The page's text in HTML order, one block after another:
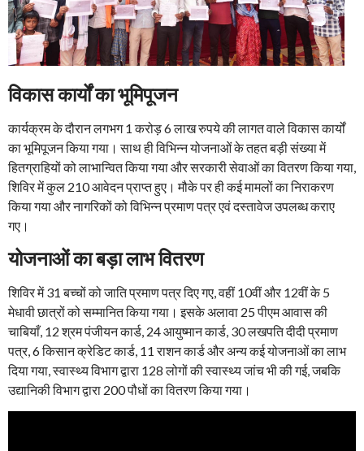
विकास कार्यों का भूमिपूजन
कार्यक्रम के दौरान लगभग 1 करोड़ 6 लाख रुपये की लागत वाले विकास कार्यों
का भूमिपूजन किया गया। साथ ही विभिन्न योजनाओं के तहत बड़ी संख्या में
हितग्राहियों को लाभान्वित किया गया और सरकारी सेवाओं का वितरण किया गया,
शिविर में कुल 210 आवेदन प्राप्त हुए। मौके पर ही कई मामलों का निराकरण
किया गया और नागरिकों को विभिन्न प्रमाण पत्र एवं दस्तावेज उपलब्ध कराए
गए।
योजनाओं का बड़ा लाभ वितरण
शिविर में 31 बच्चों को जाति प्रमाण पत्र दिए गए, वहीं 10वीं और 12वीं के 5
मेधावी छात्रों को सम्मानित किया गया। इसके अलावा 25 पीएम आवास की
चाबियाँ, 12 श्रम पंजीयन कार्ड, 24 आयुष्मान कार्ड, 30 लखपति दीदी प्रमाण
पत्र, 6 किसान क्रेडिट कार्ड, 11 राशन कार्ड और अन्य कई योजनाओं का लाभ
दिया गया, स्वास्थ्य विभाग द्वारा 128 लोगों की स्वास्थ्य जांच भी की गई, जबकि
उद्यानिकी विभाग द्वारा 200 पौधों का वितरण किया गया।